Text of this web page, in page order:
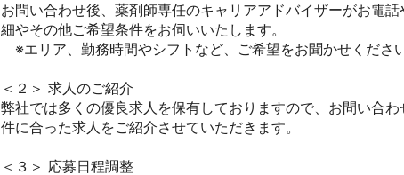
お問い合わせ後、薬剤師専任のキャリアアドバイザーがお電
細やその他ご希望条件をお伺いいたします。
※エリア、勤務時間やシフトなど、ご希望をお聞かせください
＜２＞ 求人のご紹介
弊社では多くの優良求人を保有しておりますので、お問い合
件に合った求人をご紹介させていただきます。
＜３＞ 応募日程調整